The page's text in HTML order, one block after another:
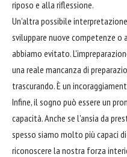
riposo e alla riflessione.
Un'altra possibile
sviluppare nuove competenze
abbiamo evitato.
una reale mancanza di
trascurando. È un
Infine, il sogno può essere un
capacità. Anche se l'ansia da
spesso siamo molto più capaci
riconoscere la nostra forza